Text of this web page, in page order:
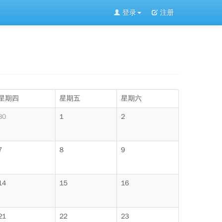
登录 注册
期四 星期五 星期六
1 2
8 9
15 16
22 23